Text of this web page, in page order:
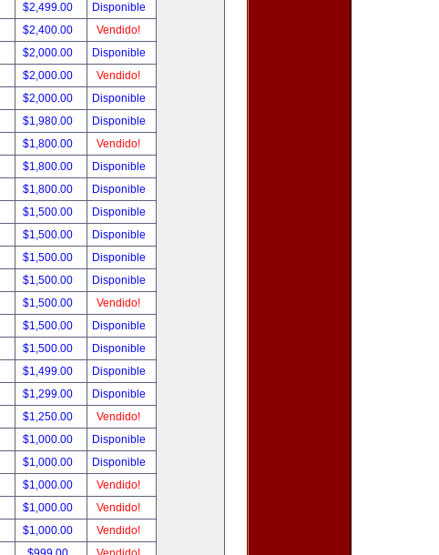
$2,499.00
Disponible
$2,400.00
Vendido!
$2,000.00
Disponible
$2,000.00
Vendido!
$2,000.00
Disponible
$1,980.00
Disponible
$1,800.00
Vendido!
$1,800.00
Disponible
$1,800.00
Disponible
$1,500.00
Disponible
$1,500.00
Disponible
$1,500.00
Disponible
$1,500.00
Disponible
$1,500.00
Vendido!
$1,500.00
Disponible
$1,500.00
Disponible
$1,499.00
Disponible
$1,299.00
Disponible
$1,250.00
Vendido!
$1,000.00
Disponible
$1,000.00
Disponible
$1,000.00
Vendido!
$1,000.00
Vendido!
$1,000.00
Vendido!